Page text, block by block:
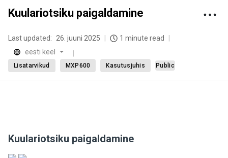
Kuulariotsiku paigaldamine
Last updated: 26. juuni 2025
1 minute read
eesti keel
Lisatarvikud MXP600 Kasutusjuhis Public
Kuulariotsiku paigaldamine